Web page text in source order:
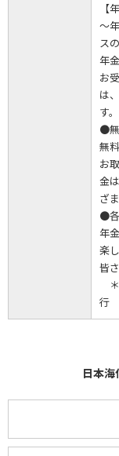
【
～
ス
年
お
は
す。
●
無
お
金
ざ
●
年
楽
皆
行
日本海